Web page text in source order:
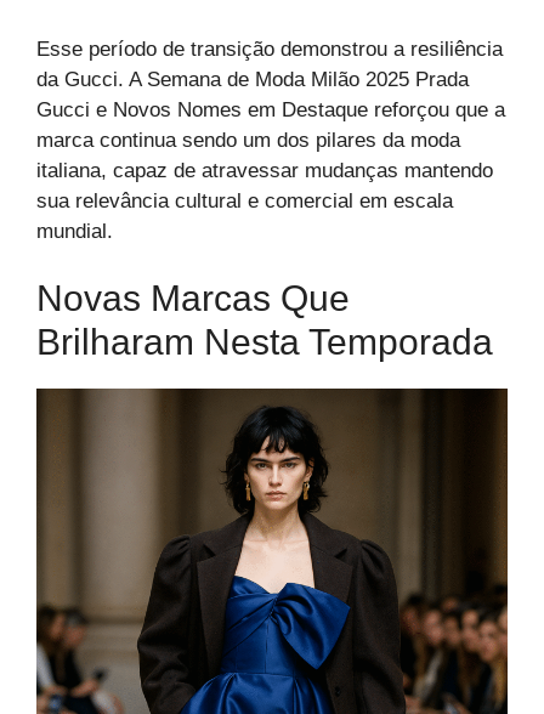
Esse período de transição demonstrou a resiliência
da Gucci. A Semana de Moda Milão 2025 Prada
Gucci e Novos Nomes em Destaque reforçou que a
marca continua sendo um dos pilares da moda
italiana, capaz de atravessar mudanças mantendo
sua relevância cultural e comercial em escala
mundial.
Novas Marcas Que
Brilharam Nesta Temporada